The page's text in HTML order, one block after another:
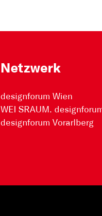
Netzwerk
designforum Wien
WEI SRAUM.
designforum Vorarlberg